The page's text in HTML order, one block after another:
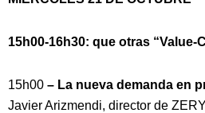
15h00-16h30: que otras
15h00 – La nueva demanda en
Javier Arizmendi, director de